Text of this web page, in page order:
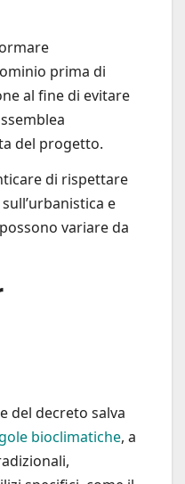
prima di
al fine di evitare
del progetto.
di rispettare
e
variare da
del decreto salva
bioclimatiche, a